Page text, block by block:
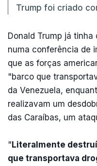
Trump foi criado
Donald Trump já
numa conferência de
que as forças
"barco que
da Venezuela,
realizavam um
das Caraíbas, um
"Literalmente
que transportava